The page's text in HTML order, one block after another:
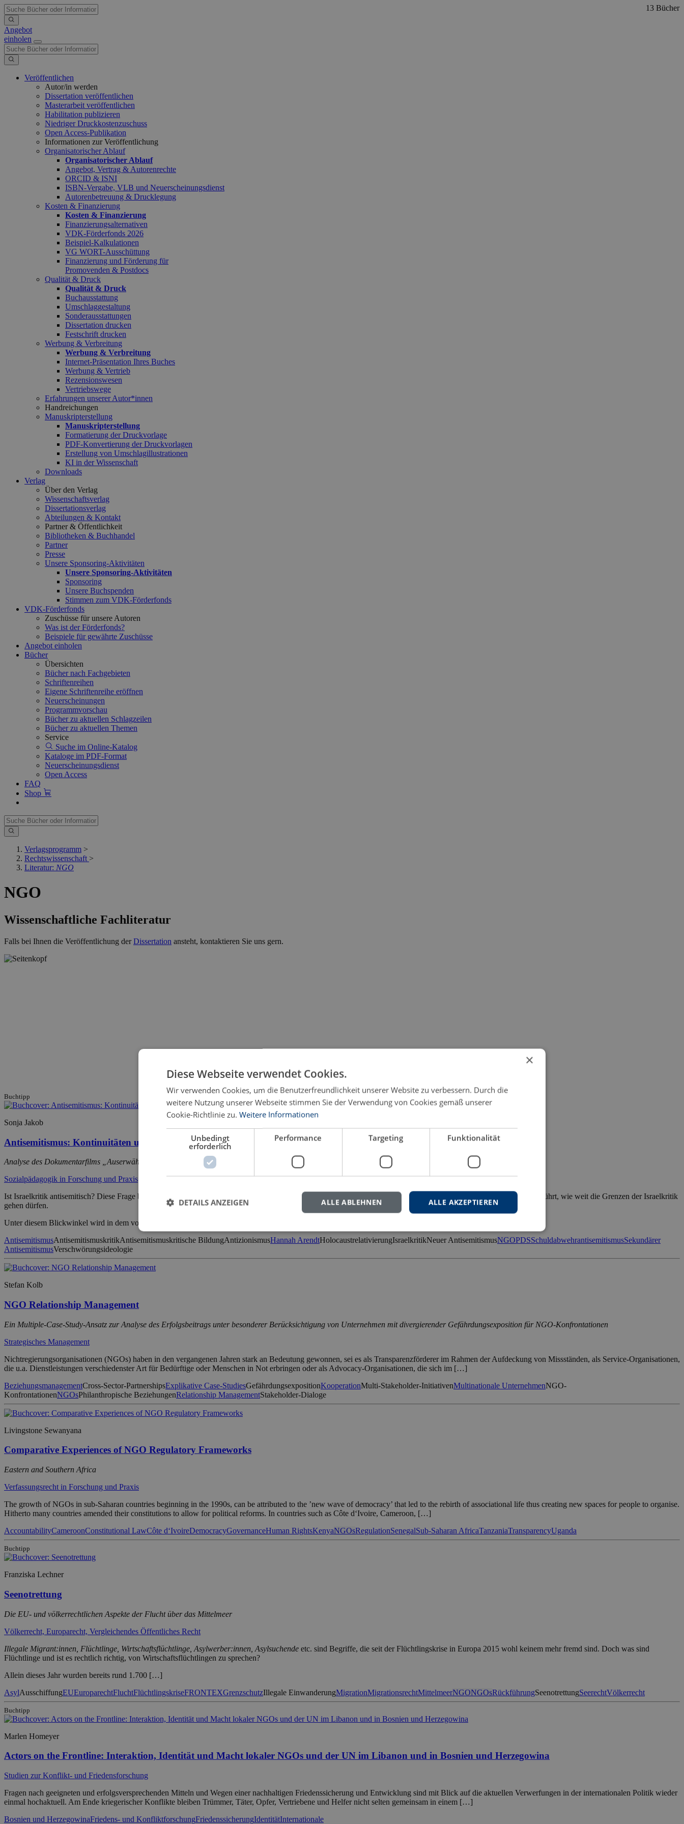
Angebot
einholen
Veröffentlichen
Autor/in werden
Dissertation veröffentlichen
Masterarbeit veröffentlichen
Habilitation publizieren
Niedriger Druckkostenzuschuss
Open Access-Publikation
Informationen zur Veröffentlichung
Organisatorischer Ablauf
Organisatorischer Ablauf
Angebot, Vertrag & Autorenrechte
ORCID & ISNI
ISBN-Vergabe, VLB und Neuerscheinungsdienst
Autorenbetreuung & Drucklegung
Kosten & Finanzierung
Kosten & Finanzierung
Finanzierungsalternativen
VDK-Förderfonds 2026
Beispiel-Kalkulationen
VG WORT-Ausschüttung
Finanzierung und Förderung für
Promovenden & Postdocs
Qualität & Druck
Qualität & Druck
Buchausstattung
Umschlaggestaltung
Sonderausstattungen
Dissertation drucken
Festschrift drucken
Werbung & Verbreitung
Werbung & Verbreitung
Internet-Präsentation Ihres Buches
Werbung & Vertrieb
Rezensionswesen
Vertriebswege
Erfahrungen unserer Autor*innen
Handreichungen
Manuskripterstellung
Manuskripterstellung
Formatierung der Druckvorlage
PDF-Konvertierung der Druckvorlagen
Erstellung von Umschlagillustrationen
KI in der Wissenschaft
Downloads
Verlag
Über den Verlag
Wissenschaftsverlag
Dissertationsverlag
Abteilungen & Kontakt
Partner & Öffentlichkeit
Bibliotheken & Buchhandel
Partner
Presse
Unsere Sponsoring-Aktivitäten
Unsere Sponsoring-Aktivitäten
Sponsoring
Unsere Buchspenden
Stimmen zum VDK-Förderfonds
VDK-Förderfonds
Zuschüsse für unsere Autoren
Was ist der Förderfonds?
Beispiele für gewährte Zuschüsse
Angebot einholen
Bücher
Übersichten
Bücher nach Fachgebieten
Schriftenreihen
Eigene Schriftenreihe eröffnen
Neuerscheinungen
Programmvorschau
Bücher zu aktuellen Schlagzeilen
Bücher zu aktuellen Themen
Service
Suche im Online-Katalog
Kataloge im PDF-Format
Neuerscheinungsdienst
Open Access
FAQ
Shop
Verlagsprogramm >
Rechtswissenschaft >
Literatur: NGO
13 Bücher
NGO
Wissenschaftliche Fachliteratur
Falls bei Ihnen die Veröffentlichung derDissertation ansteht, kontaktieren Sie uns gern.
Buchtipp
Sonja Jakob
Antisemitismus: Kontinuitäten und Relativierungen
Analyse des Dokumentarfilms „Auserwählt und ausgegrenzt – Der Hass auf Juden in Europa“. Implikationen für die Soziale Arbeit
Sozialpädagogik in Forschung und Praxis
Ist Israelkritik antisemitisch? Diese Frage beschäftigt nicht nur Befürworter des Israel-Boykotts. Auch im Wissenschaftsdiskurs werden kontroverse Debatten darüber geführt, wie weit die Grenzen der Israelkritik
gehen dürfen.
Unter diesem Blickwinkel wird in dem vorliegenden Buch eine wichtige Debatte aufgenommen und am Beispiel der […]
AntisemitismusAntisemitismuskritikAntisemitismuskritische BildungAntizionismusHannah ArendtHolocaustrelativierungIsraelkritikNeuer AntisemitismusNGOPDSSchuldabwehrantisemitismusSekundärer
AntisemitismusVerschwörungsideologie
Stefan Kolb
NGO Relationship Management
Ein Multiple-Case-Study-Ansatz zur Analyse des Erfolgsbeitrags unter besonderer Berücksichtigung von Unternehmen mit divergierender Gefährdungsexposition für NGO-Konfrontationen
Strategisches Management
Nichtregierungsorganisationen (NGOs) haben in den vergangenen Jahren stark an Bedeutung gewonnen, sei es als Transparenzförderer im Rahmen der Aufdeckung von Missständen, als Service-Organisationen,
die u.a. Dienstleistungen verschiedenster Art für Bedürftige oder Menschen in Not erbringen oder als Advocacy-Organisationen, die sich im […]
BeziehungsmanagementCross-Sector-PartnershipsExplikative Case-StudiesGefährdungsexpositionKooperationMulti-Stakeholder-InitiativenMultinationale UnternehmenNGO-
KonfrontationenNGOsPhilanthropische BeziehungenRelationship ManagementStakeholder-Dialoge
Livingstone Sewanyana
Comparative Experiences of NGO Regulatory Frameworks
Eastern and Southern Africa
Verfassungsrecht in Forschung und Praxis
The growth of NGOs in sub-Saharan countries beginning in the 1990s, can be attributed to the ’new wave of democracy’ that led to the rebirth of associational life thus creating new spaces for people to organise.
Hitherto many countries amended their constitutions to allow for political reforms. In countries such as Côte d‘Ivoire, Cameroon, […]
AccountabilityCameroonConstitutional LawCôte d‘IvoireDemocracyGovernanceHuman RightsKenyaNGOsRegulationSenegalSub-Saharan AfricaTanzaniaTransparencyUganda
Buchtipp
Franziska Lechner
Seenotrettung
Die EU- und völkerrechtlichen Aspekte der Flucht über das Mittelmeer
Völkerrecht, Europarecht, Vergleichendes Öffentliches Recht
Illegale Migrant:innen, Flüchtlinge, Wirtschaftsflüchtlinge, Asylwerber:innen, Asylsuchende etc. sind Begriffe, die seit der Flüchtlingskrise in Europa 2015 wohl keinem mehr fremd sind. Doch was sind
Flüchtlinge und ist es rechtlich richtig, von Wirtschaftsflüchtlingen zu sprechen?
Allein dieses Jahr wurden bereits rund 1.700 […]
AsylAusschiffungEUEuroparechtFluchtFlüchtlingskriseFRONTEXGrenzschutzIllegale EinwanderungMigrationMigrationsrechtMittelmeerNGONGOsRückführungSeenotrettungSeerechtVölkerrecht
Buchtipp
Marlen Homeyer
Actors on the Frontline: Interaktion, Identität und Macht lokaler NGOs und der UN im Libanon und in Bosnien und Herzegowina
Studien zur Konflikt- und Friedensforschung
Fragen nach geeigneten und erfolgsversprechenden Mitteln und Wegen einer nachhaltigen Friedenssicherung und Entwicklung sind mit Blick auf die aktuellen Verwerfungen in der internationalen Politik wieder
einmal hochaktuell. Am Ende kriegerischer Konflikte bleiben Trümmer, Täter, Opfer, Vertriebene und Helfer nicht selten gemeinsam in einem […]
Bosnien und HerzegowinaFriedens- und KonfliktforschungFriedenssicherungIdentitätInternationale
×
Diese Webseite verwendet Cookies.
Wir verwenden Cookies, um die Benutzerfreundlichkeit unserer Website zu verbessern. Durch die
weitere Nutzung unserer Webseite stimmen Sie der Verwendung von Cookies gemäß unserer
Cookie-Richtlinie zu. Weitere Informationen
Unbedingt
erforderlich
Performance Targeting Funktionalität
ALLE AKZEPTIEREN
ALLE ABLEHNEN
DETAILS ANZEIGEN